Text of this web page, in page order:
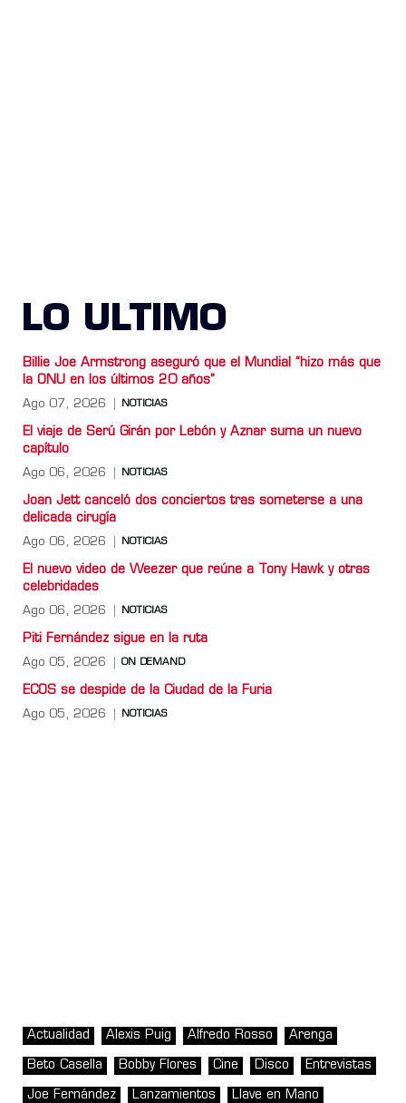
LO ULTIMO
Billie Joe Armstrong aseguró que el Mundial “hizo más que
la ONU en los últimos 20 años”
Ago 07, 2026 NOTICIAS
El viaje de Serú Girán por Lebón y Aznar suma un nuevo
capítulo
Ago 06, 2026 NOTICIAS
Joan Jett canceló dos conciertos tras someterse a una
delicada cirugía
Ago 06, 2026 NOTICIAS
El nuevo video de Weezer que reúne a Tony Hawk y otras
celebridades
Ago 06, 2026 NOTICIAS
Piti Fernández sigue en la ruta
Ago 05, 2026 ON DEMAND
ECOS se despide de la Ciudad de la Furia
Ago 05, 2026 NOTICIAS
Actualidad Alexis Puig Alfredo Rosso Arenga
Beto Casella Bobby Flores Cine Disco Entrevistas
Joe Fernández Lanzamientos Llave en Mano